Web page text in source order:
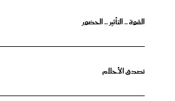
القوة .. التأثير .. الحضور
تصدق الأحلام